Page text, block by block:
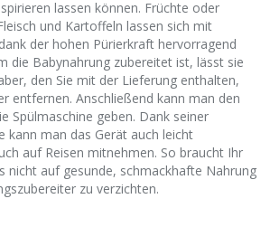
lassen können. Früchte oder
und Kartoffeln lassen sich mit
der hohen Pürierkraft hervorragend
die Babynahrung zubereitet ist, lässt sie
den Sie mit der Lieferung enthalten,
entfernen. Anschließend kann man den
Spülmaschine geben. Dank seiner
kann man das Gerät auch leicht
auf Reisen mitnehmen. So braucht Ihr
nicht auf gesunde, schmackhafte Nahrung
zu verzichten.